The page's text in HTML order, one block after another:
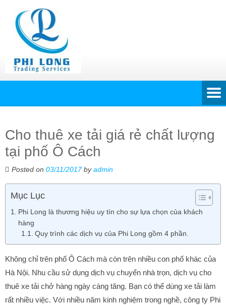
Cho thuê xe tải giá rẻ chất lượng
tại phố Ô Cách
Posted on 03/11/2017byadmin
Mục Lục
Phi Long là thương hiệu uy tín cho sự lựa chọn của khách
hàng
Quy trình các dịch vụ của Phi Long gồm 4 phần.
Không chỉ trên phố Ô Cách mà còn trên nhiều con phố khác của
Hà Nội. Nhu cầu sử dụng dịch vụ chuyển nhà trọn, dịch vụ cho
thuê xe tải chở hàng ngày càng tăng. Bạn có thể dùng xe tải làm
rất nhiều việc. Với nhiều năm kinh nghiệm trong nghề, công ty Phi